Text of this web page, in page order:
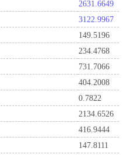
2631.6649
3122.9967
149.5196
234.4768
731.7066
404.2008
0.7822
2134.6526
416.9444
147.8111